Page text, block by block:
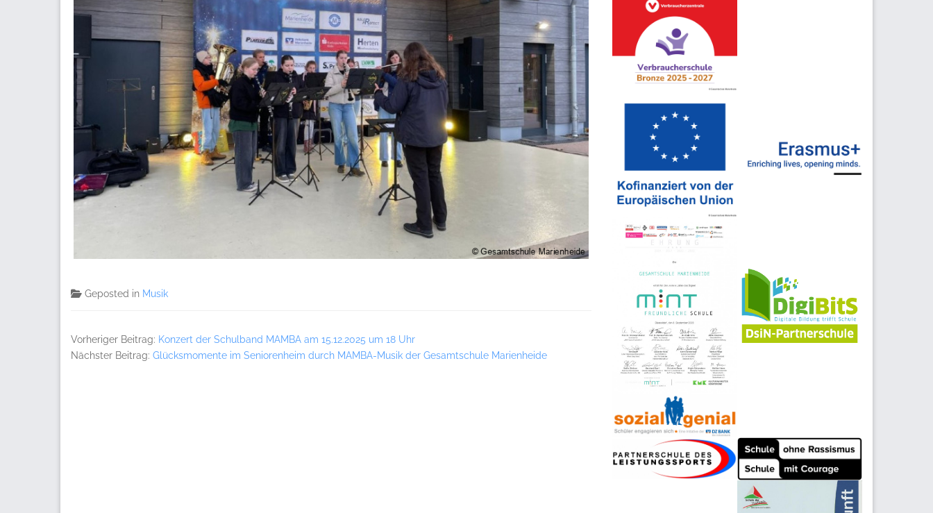
Geposted in Musik
Vorheriger Beitrag: Konzert der Schulband MAMBA am 15.12.2025 um 18 Uhr
Nächster Beitrag: Glücksmomente im Seniorenheim durch MAMBA-Musik der Gesamtschule Marienheide